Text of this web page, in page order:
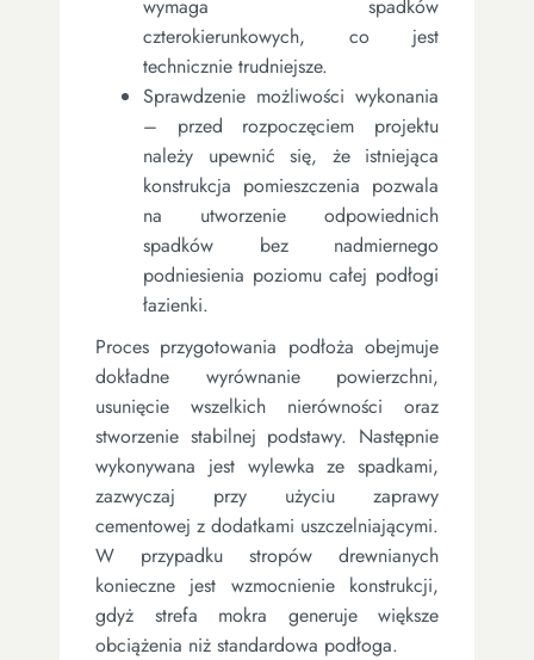
wymaga spadków
czterokierunkowych, co jest
technicznie trudniejsze.
Sprawdzenie możliwości wykonania
– przed rozpoczęciem projektu
należy upewnić się, że istniejąca
konstrukcja pomieszczenia pozwala
na utworzenie odpowiednich
spadków bez nadmiernego
podniesienia poziomu całej podłogi
łazienki.
Proces przygotowania podłoża obejmuje
dokładne wyrównanie powierzchni,
usunięcie wszelkich nierówności oraz
stworzenie stabilnej podstawy. Następnie
wykonywana jest wylewka ze spadkami,
zazwyczaj przy użyciu zaprawy
cementowej z dodatkami uszczelniającymi.
W przypadku stropów drewnianych
konieczne jest wzmocnienie konstrukcji,
gdyż strefa mokra generuje większe
obciążenia niż standardowa podłoga.